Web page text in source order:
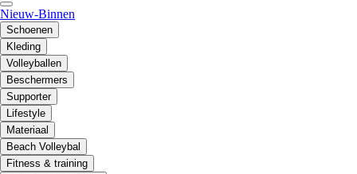
Nieuw-Binnen
Schoenen
Kleding
Volleyballen
Beschermers
Supporter
Lifestyle
Materiaal
Beach Volleybal
Fitness & training